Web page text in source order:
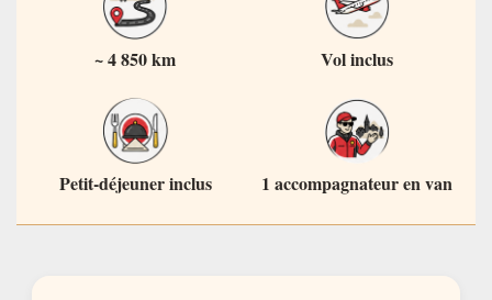
~ 4 850 km Vol inclus
Petit-déjeuner inclus 1 accompagnateur en van